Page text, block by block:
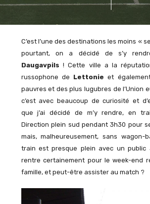
C’est l’une des destinations les moins «
pourtant, on a décidé de s’y
Daugavpils ! Cette ville a la
russophone de Lettonie et
pauvres et des plus lugubres de l’Union
c’est avec beaucoup de curiosité et
que j’ai décidé de m’y rendre, en
Direction plein sud pendant 3h30 pour
mais, malheureusement, sans wagon-
train est presque plein avec un public
rentre certainement pour le week-end
famille, et peut-être assister au match ?